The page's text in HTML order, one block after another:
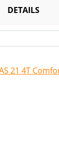
DETAILS